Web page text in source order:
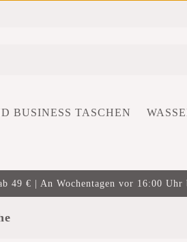
BUSINESS TASCHEN
49 € | An Wochentagen vor 16:00 Uhr